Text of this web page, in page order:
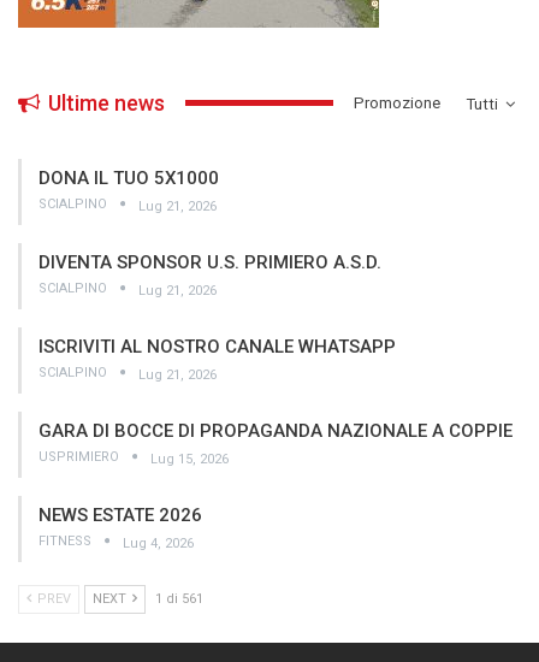
Tutti
Ultime news ­Promozione
DONA IL TUO 5X1000
SCIALPINO Lug 21, 2026
DIVENTA SPONSOR U.S. PRIMIERO A.S.D.
SCIALPINO Lug 21, 2026
ISCRIVITI AL NOSTRO CANALE WHATSAPP
SCIALPINO Lug 21, 2026
GARA DI BOCCE DI PROPAGANDA NAZIONALE A COPPIE
USPRIMIERO Lug 15, 2026
NEWS ESTATE 2026
FITNESS Lug 4, 2026
PREV NEXT 1 di 561